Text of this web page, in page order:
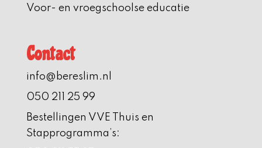
Voor- en vroegschoolse educatie
Contact
info@bereslim.nl
050 211 25 99
Bestellingen VVE Thuis en
Stapprogramma’s: